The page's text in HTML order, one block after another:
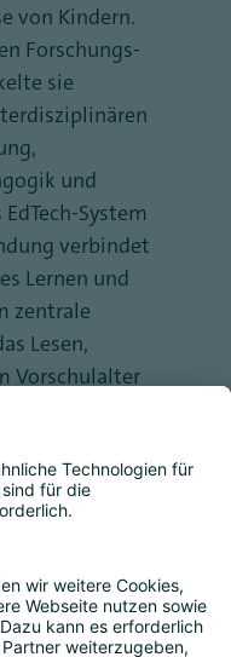
von Kindern.
Forschungs-
sie
und
System
verbindet
Lernen und
zentrale
Lesen,
Vorschulalter
education
in
und
individuellen
leisten.